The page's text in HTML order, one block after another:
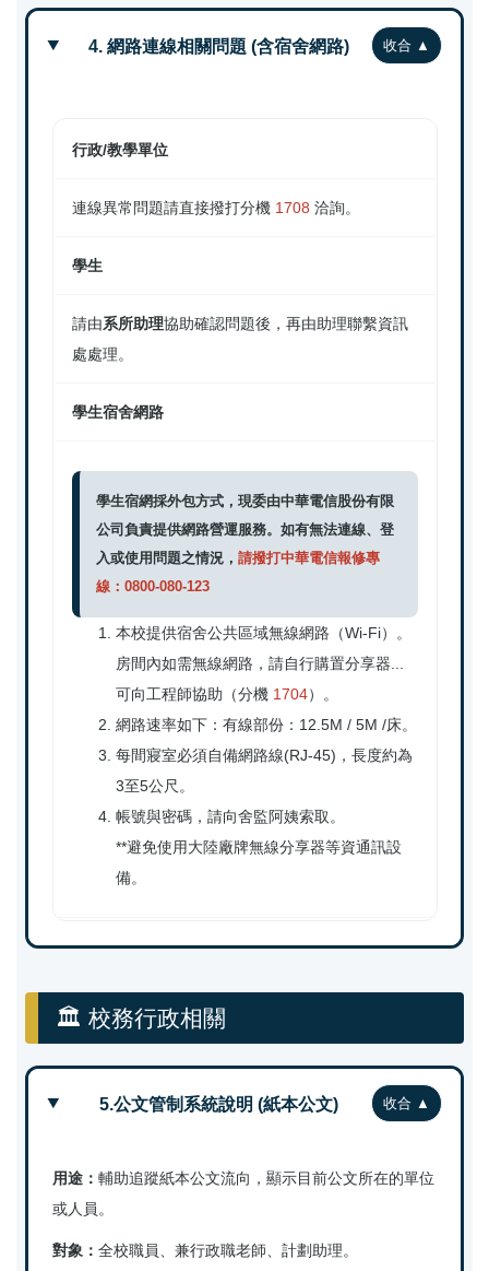
4. 網路連線相關問題 (含宿舍網路)
行政/教學單位
連線異常問題請直接撥打分機 1708 洽詢。
學生
請由系所助理協助確認問題後，再由助理聯繫資訊
處處理。
學生宿舍網路
學生宿網採外包方式，現委由中華電信股份有限
公司負責提供網路營運服務。如有無法連線、登
入或使用問題之情況， 請撥打中華電信報修專
線：0800-080-123
本校提供宿舍公共區域無線網路（Wi-Fi）。
房間內如需無線網路，請自行購置分享器...
可向工程師協助（分機 1704）。
網路速率如下：有線部份：12.5M / 5M /床。
每間寢室必須自備網路線(RJ-45)，長度約為
3至5公尺。
帳號與密碼，請向舍監阿姨索取。
**避免使用大陸廠牌無線分享器等資通訊設
備。
🏛️ 校務行政相關
5.公文管制系統說明 (紙本公文)
用途： 輔助追蹤紙本公文流向，顯示目前公文所在的單位
或人員。
對象： 全校職員、兼行政職老師、計劃助理。